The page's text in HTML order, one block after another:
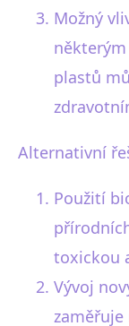
Možný
plastů
Alternativní
Použití
toxickou
Vývoj
zaměřuje